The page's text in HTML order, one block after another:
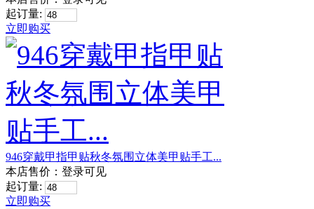
起订量:
立即购买
946穿戴甲指甲贴秋冬氛围立体美甲贴手工...
本店售价： 登录可见
起订量:
立即购买